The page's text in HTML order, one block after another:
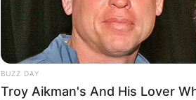
BUZZ DAY
Troy Aikman's And His Lover